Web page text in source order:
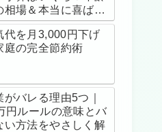
相場＆本当に喜ばれ
り物
代を月3,000円下げ
庭の完全節約術
がバレる理由5つ｜
円ルールの意味とバ
い方法をやさしく解